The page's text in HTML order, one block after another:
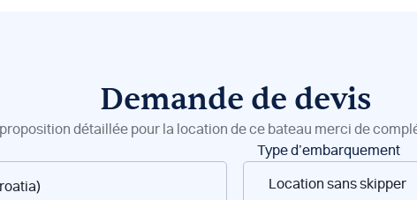
Demande de devis
détaillée pour la location de ce bateau merci de
Type d’embarquement